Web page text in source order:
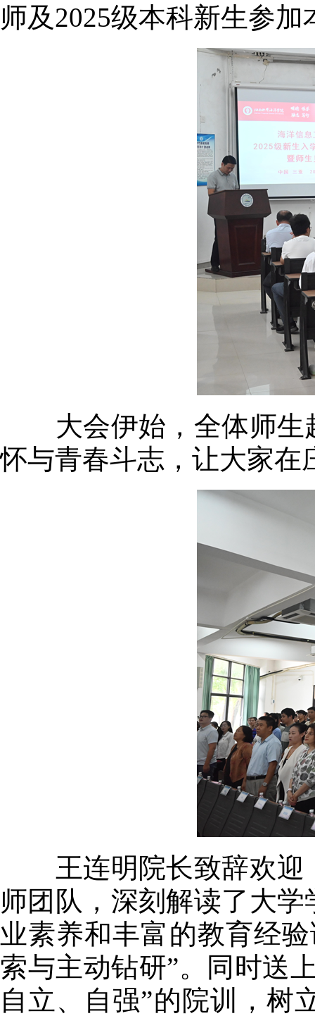
师及2025级本科新生参
大会伊始，全体师生
怀与青春斗志，让大家在
王连明院长致辞欢迎
师团队，深刻解读了大
业素养和丰富的教育经
索与主动钻研”。同时送
自立、自强”的院训，树